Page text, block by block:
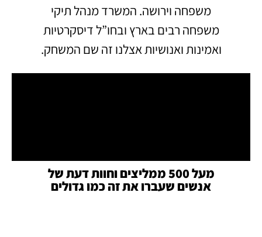
משפחה וירושה. המשרד מנהל תיקי
משפחה רבים בארץ ובחו”ל דיסקרטיות
ואמינות ואנושיות אצלנו זה שם המשחק.
מעל 500 ממליצים וחוות דעת של
אנשים שעברו את זה כמו גדולים